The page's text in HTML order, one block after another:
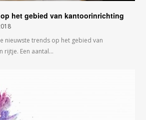
het gebied van kantoorinrichting
nieuwste trends op het gebied van
rijtje. Een aantal…